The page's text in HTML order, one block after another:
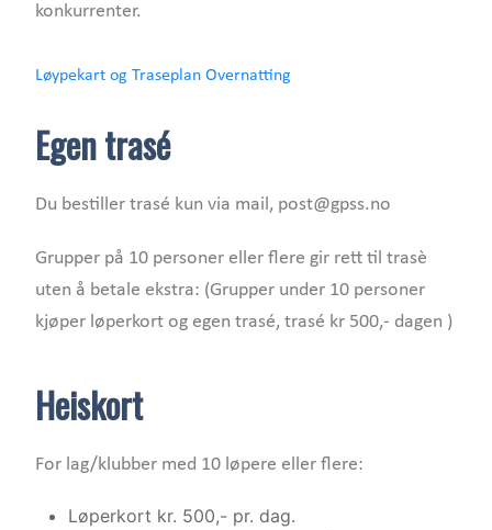
konkurrenter.
Løypekart og Traseplan Overnatting
Egen trasé
Du bestiller trasé kun via mail, post@gpss.no
Grupper på 10 personer eller flere gir rett til trasè
uten å betale ekstra: (Grupper under 10 personer
kjøper løperkort og egen trasé, trasé kr 500,- dagen )
Heiskort
For lag/klubber med 10 løpere eller flere:
Løperkort kr. 500,- pr. dag.